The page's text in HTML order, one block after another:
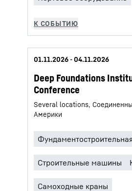
01.11.2026 - 04.11.2026
Deep Foundations
Conference
Several locations,
Америки